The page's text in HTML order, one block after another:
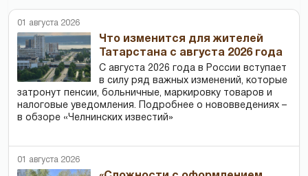
01 августа 2026
Что изменится для жителей
Татарстана с августа 2026 года
С августа 2026 года в России вступает
в силу ряд важных изменений, которые
затронут пенсии, больничные, маркировку товаров и
налоговые уведомления. Подробнее о нововведениях –
в обзоре «Челнинских известий»
01 августа 2026